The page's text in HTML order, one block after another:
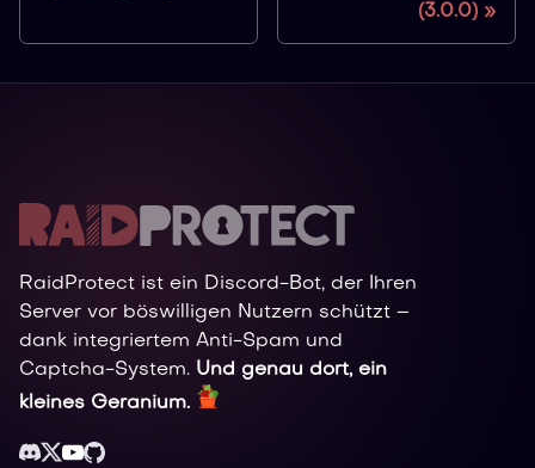
(3.0.0)
RaidProtect ist ein Discord-Bot, der Ihren
Server vor böswilligen Nutzern schützt –
dank integriertem Anti-Spam und
Captcha-System. Und genau dort, ein
kleines Geranium.